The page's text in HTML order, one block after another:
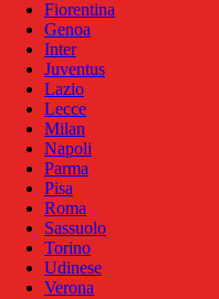
Fiorentina
Genoa
Inter
Juventus
Lazio
Lecce
Milan
Napoli
Parma
Pisa
Roma
Sassuolo
Torino
Udinese
Verona